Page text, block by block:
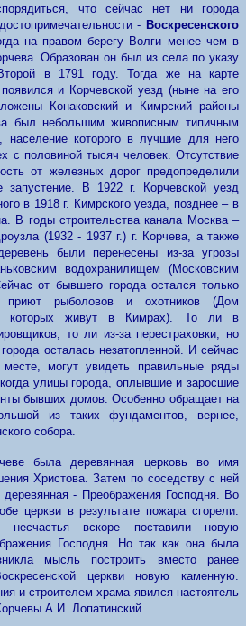
что сейчас нет ни города
- Воскресенского
на правом берегу Волги менее чем в
Образован он был из села по указу
в 1791 году. Тогда же на карте
появился и Корчевской уезд (ныне на его
Конаковский и Кимрский районы
был небольшим живописным типичным
население которого в лучшие для него
с половиной тысяч человек. Отсутствие
от железных дорог предопределили
запустение. В 1922 г. Корчевской уезд
в 1918 г. Кимрского уезда, позднее – в
В годы строительства канала Москва –
(1932 - 1937 г.) г. Корчева, а также
были перенесены из-за угрозы
водохранилищем (Московским
от бывшего города остался только
приют рыболовов и охотников (Дом
которых живут в Кимрах). То ли в
то ли из-за перестраховки, но
осталась незатопленной. И сейчас
могут увидеть правильные ряды
улицы города, оплывшие и заросшие
бывших домов. Особенно обращает на
из таких фундаментов, вернее,
собора.
была деревянная церковь во имя
Христова. Затем по соседству с ней
- Преображения Господня. Во
церкви в результате пожара сгорели.
несчастья вскоре поставили новую
Господня. Но так как она была
мысль построить вместо ранее
церкви новую каменную.
и строителем храма явился настоятель
А.И. Лопатинский.